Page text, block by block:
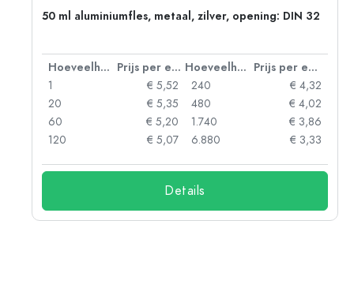
50 ml aluminiumfles, metaal, zilver, opening: DIN 32
Hoeveelheid Prijs per eenheid Hoeveelheid
Prijs per eenheid
1
€ 5,52
20
€ 5,35
60
€ 5,20
120
€ 5,07
240
€ 4,32
480
€ 4,02
1.740
€ 3,86
6.880
€ 3,33
Details